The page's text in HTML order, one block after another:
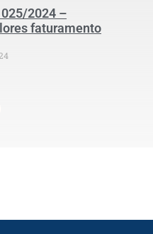
2024 –
faturamento